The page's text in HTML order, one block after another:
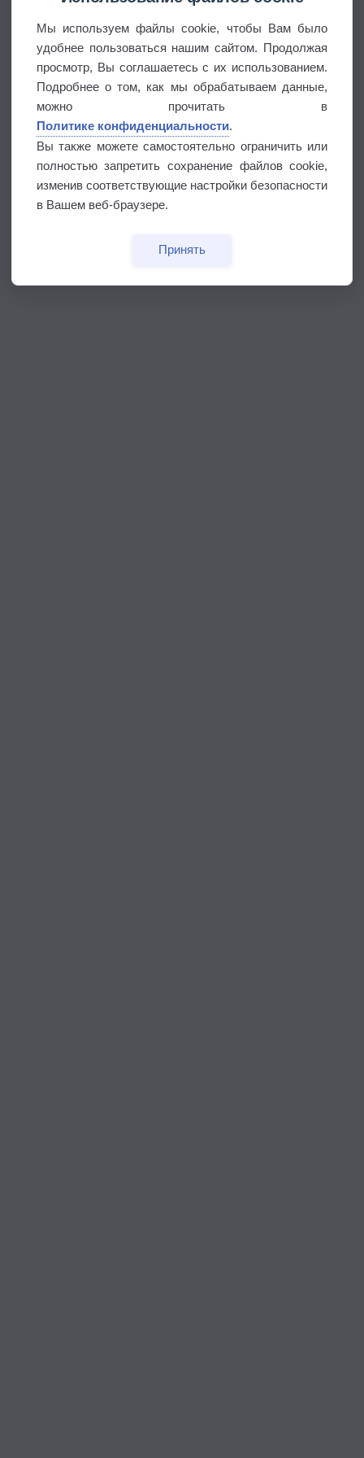
Мы используем файлы cookie, чтобы Вам было
удобнее пользоваться нашим сайтом. Продолжая
просмотр, Вы соглашаетесь с их использованием.
Подробнее о том, как мы обрабатываем данные,
можно прочитать в
Политике конфиденциальности.
Вы также можете самостоятельно ограничить или
полностью запретить сохранение файлов cookie,
изменив соответствующие настройки безопасности
в Вашем веб-браузере.
Принять